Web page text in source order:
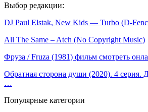
Выбор редакции:
DJ Paul Elstak, New Kids — Turbo (D-
All The Same – Atch (No Copyright Music)
Фруза / Fruza (1981) фильм смотреть
Обратная сторона души (2020). 4 серия.
…
Популярные категории